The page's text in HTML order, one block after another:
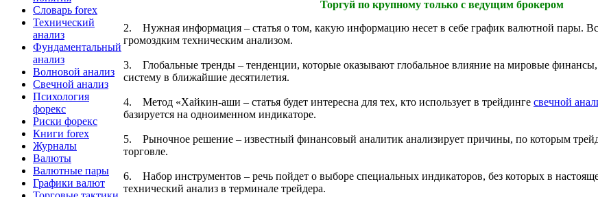
Словарь forex
Технический
анализ
Фундаментальный
анализ
Волновой анализ
Свечной анализ
Психология
форекс
Риски форекс
Книги forex
Журналы
Валюты
Валютные пары
Графики валют
Торгуй по крупному только с ведущим брокером
2. Нужная информация – статья о том, какую информацию несет в себе график валютной пары.
громоздким техническим анализом.
3. Глобальные тренды – тенденции, которые оказывают глобальное влияние на мировые
систему в ближайшие десятилетия.
4. Метод «Хайкин-аши – статья будет интересна для тех, кто использует в трейдинге свечной
базируется на одноименном индикаторе.
5. Рыночное решение – известный финансовый аналитик анализирует причины, по которым
торговле.
6. Набор инструментов – речь пойдет о выборе специальных индикаторов, без которых в
технический анализ в терминале трейдера.